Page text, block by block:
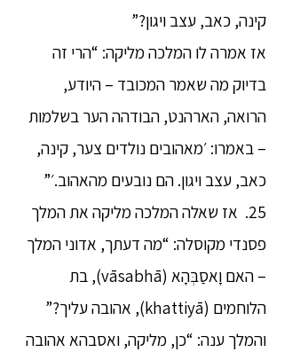
קינה, כאב, עצב ויגון?”
אז אמרה לו המלכה מליקה: “הרי זה
בדיוק מה שאמר המכובד – היודע,
הרואה, הארהנט, הבודהה הער בשלמות
– באמרו: ׳מאהובים נולדים צער, קינה,
כאב, עצב ויגון. הם נובעים מהאהוב.׳”
25. אז שאלה המלכה מליקה את המלך
פסנדי מקוסלה: “מה דעתך, אדוני המלך
– האם וָאסַבְּהָא (vāsabhā), בת
הלוחמים (khattiyā), אהובה עליך?”
והמלך ענה: “כן, מליקה, ואסבהא אהובה